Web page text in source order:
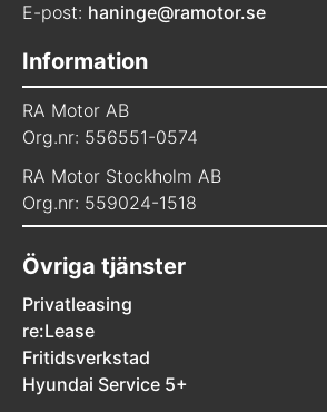
E-post: haninge@ramotor.se
Information
RA Motor AB
Org.nr: 556551-0574
RA Motor Stockholm AB
Org.nr: 559024-1518
Övriga tjänster
Privatleasing
re:Lease
Fritidsverkstad
Hyundai Service 5+